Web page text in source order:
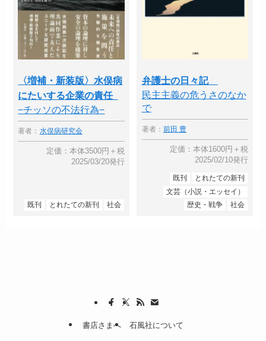
〈増補・新装版〉水俣病
にたいする企業の責任
−チッソの不法行為−
著者： 水俣病研究会
定価：本体3500円＋税
2025/03/20発行
既刊 とれたての新刊 社会
弁護士の日々記
民主主義の危うさのなか
で
著者： 前田 豊
定価：本体1600円＋税
2025/02/10発行
既刊
とれたての新刊
文芸（小説・エッセイ）
歴史・戦争
社会
書店さまへ 石風社について